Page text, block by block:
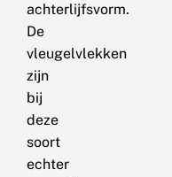
achterlijfsvorm.
De
vleugelvlekken
zijn
bij
deze
soort
echter